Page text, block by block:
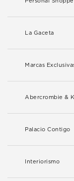
La Gaceta
Marcas
Abercrombie &
Palacio Contigo
Interiorismo